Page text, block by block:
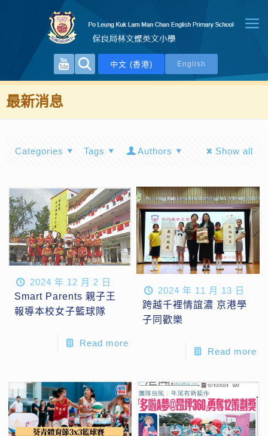
中文 (香港) English
最新消息
Categories Tags Authors Show all
2024 年 12 月 2 日
Smart Parents 親子王
報導本校女子籃球隊
Read more
2024 年 11 月 13 日
跨越千裡情誼濃 京港學
子同歡樂
Read more